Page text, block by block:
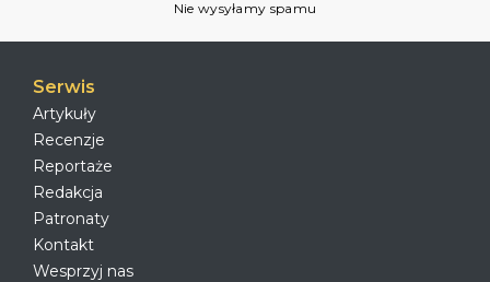
Nie wysyłamy spamu
Serwis
Artykuły
Recenzje
Reportaże
Redakcja
Patronaty
Kontakt
Wesprzyj nas